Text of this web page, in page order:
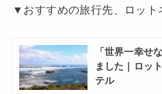
▼おすすめの旅行先、ロッ
「世界一幸せ
ました｜ロッ
テル